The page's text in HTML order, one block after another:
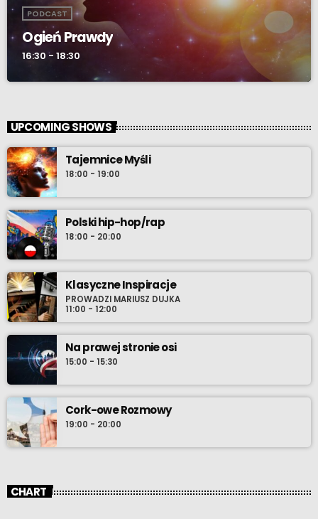
PODCAST
Ogień Prawdy
16:30 - 18:30
UPCOMING SHOWS
Tajemnice Myśli
18:00 - 19:00
Polski hip-hop/rap
18:00 - 20:00
Klasyczne Inspiracje
PROWADZI MARIUSZ DUJKA
11:00 - 12:00
Na prawej stronie osi
15:00 - 15:30
Cork-owe Rozmowy
19:00 - 20:00
CHART